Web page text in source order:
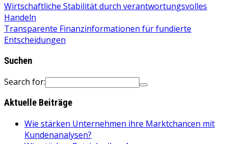
Wirtschaftliche Stabilität durch verantwortungsvolles
Handeln
Transparente Finanzinformationen für fundierte
Entscheidungen
Suchen
Search for:
Aktuelle Beiträge
Wie stärken Unternehmen ihre Marktchancen mit
Kundenanalysen?